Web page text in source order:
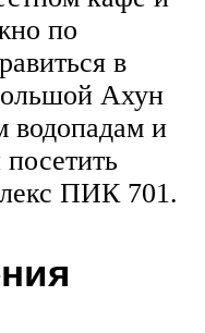
по
в
Ахун
водопадам и
ПИК 701.